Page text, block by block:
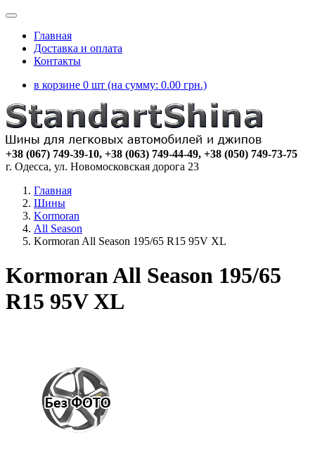
Главная
Доставка и оплата
Контакты
в корзине 0 шт (на сумму: 0.00 грн.)
+38 (067) 749-39-10, +38 (063) 749-44-49, +38 (050) 749-73-75
г. Одесса, ул. Новомосковская дорога 23
Главная
Шины
Kormoran
All Season
Kormoran All Season 195/65 R15 95V XL
Kormoran All Season 195/65
R15 95V XL